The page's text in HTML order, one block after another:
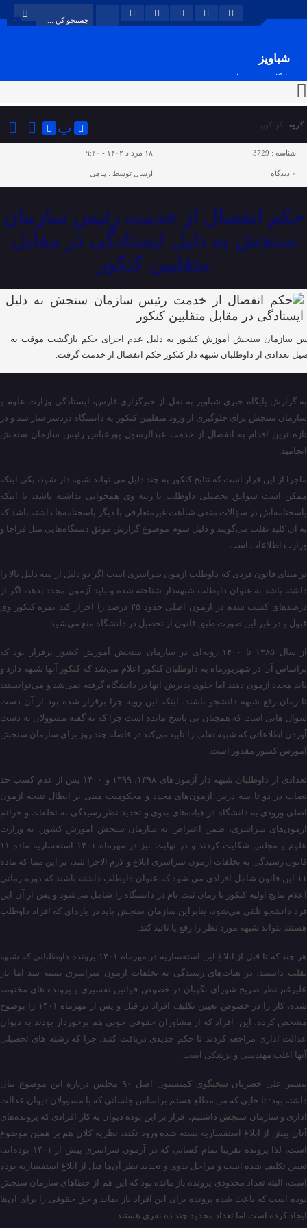
شباویز
پایگاه خبری شباویز
گروه : گوناگون پ
شناسه : 3729 ۱۸ مرداد ۱۴۰۲ - ۹:۲۰
۰ دیدگاه ارسال توسط : پناهی
حکم انفصال از خدمت رئیس سازمان
سنجش به دلیل ایستادگی در مقابل
متقلبین کنکور
سازمان سنجش آموزش کشور به دلیل عدم اجرای حکم بازگشت موقت به
تعدادی از داوطلبان شبهه دار کنکور حکم انفصال از خدمت گرفت.
به گزارش پایگاه خبری شباویز به نقل از خبرگزاری فارس، ایستادگی وزارت علوم و
سازمان سنجش برای جلوگیری از ورود متقلبین کنکور به دانشگاه دردسر ساز شد و در
تازه ترین اقدام به انفصال از خدمت عبدالرسول پورعباس رئیس سازمان سنجش
انجامید.
ماجرا از این قرار است که نتایج کنکور به چند دلیل می تواند شبهه دار شود، یکی اینکه
ممکن است سوابق تحصیلی داوطلب با رتبه وی همخوانی نداشته باشد، یا اینکه
پاسخنامه‌اش در سؤالات منفی شباهت غیرمتعارفی با دیگر پاسخنامه‌ها داشته باشد که
به آن کلید تقلب می‌گویند و دلیل سوم موضوع گزارش موثق دستگاه‌هایی مثل فراجا و
وزارت اطلاعات است.
بر مبنای قانون فردی که داوطلب آزمون سراسری است اگر دو دلیل از سه دلیل بالا را
داشته باشد به عنوان داوطلب شبهه‌دار شناخته شده و باید آزمون مجدد بدهد، اگر از
درصدهای کسب شده در آزمون اصلی حدود ۲۵ درصد را احراز کند نمره کنکور وی
قبول و در غیر این صورت طبق قانون از تحصیل در دانشگاه منع می‌شود.
از سال ۱۳۸۵ تا ۱۴۰۰ رویه‌ای در سازمان سنجش آموزش کشور برقرار بود که
براساس آن در شهریورماه به داوطلبان کنکور اعلام می‌شد که کنکور آنها شبهه دارد و
باید مجدد آزمون دهند اما جلوی پذیرش آنها در دانشگاه گرفته نمی‌شد و می‌توانستند
تا زمان رفع شبهه دانشجو باشند، اینکه این رویه چرا برقرار شده بود از آن دست
سوال هایی است که همچنان بی پاسخ مانده است چرا که به گفته مسوولان به دست
آوردن اطلاعاتی که شبهه تقلب را تایید می‌کند در فاصله چند روز برای سازمان سنجش
آموزش کشور مقدور است.
تعدادی از داوطلبان شبهه دار آزمون‌های ۱۳۹۸، ۱۳۹۹ و ۱۴۰۰ پس از عدم کسب حد
نصاب در دو تا سه درس آزمون‌های مجدد و محکومیت مبنی بر ابطال نتیجه آزمون‌
اصلی ورودی به دانشگاه در هیات­‌های بدوی و تجدید نظر رسیدگی به تخلفات و جرائم
آزمون‌های سراسری، ضمن اعتراض به سازمان سنجش آموزش کشور، به وزارت
علوم و مجلس شکایت کردند و در نهایت نیز در مهرماه ۱۴۰۱ استفساریه ماده ۱۱
قانون رسیدگی به تخلفات آزمون سراسری ابلاغ و لازم الاجرا شد، بر این مبنا که ماده
۱۱ این قانون شامل افرادی می شود که عنوان داوطلب داشته باشند که دوره زمانی
اعلام نتایج اولیه کنکور تا زمان ثبت نام در دانشگاه را شامل می‌شود و پس از آن این
فرد دانشجو تلقی می‌شود، بنابراین سازمان سنجش باید در بازه‌ای که افراد داوطلب
هستند بتواند شبهه مورد نظر را رفع یا تائید کند.
هر چند که تا قبل از ابلاغ این استفساریه در مهرماه ۱۴۰۱ پرونده داوطلبانی که شبهه
تقلب داشتند، در هیات‌های رسیدگی به تخلفات آزمون سراسری بسته شد اما باز
علیرغم نظر صریح شورای نگهبان در خصوص قوانین تفسیری و پرونده های مختومه
شده، کار را در خصوص تعیین تکلیف افراد در قبل و پس از مهرماه ۱۴۰۱ را بوضوح
مشخص کرده، این افراد که از مشاوران حقوقی خوبی هم برخوردار بودند به دیوان
عدالت اداری مراجعه کردند تا حکم جدیدی دریافت کنند، چرا که رشته های تحصیلی
آنها اغلب مهندسی و پزشکی است.
پیشتر علی خضریان سخنگوی کمیسیون اصل ۹۰ مجلس درباره این موضوع بیان
داشته بود: تا جایی که من مطلع هستم براساس جلساتی که با مسوولان دیوان عدالت
اداری و سازمان سنجش داشتیم، قرار بر این بوده دیوان به کار افرادی که پرونده‌های
آنان پیش از ابلاغ استفساریه بسته شده ورود نکند، نظریه کلان هم بر همین موضوع
است، لذا پرونده تقریبا تمام کسانی که در آزمون سراسری پیش از ۱۴۰۱ بوده‌اند،
تعیین تکلیف شده است و مراحل بدوی و تجدید نظر آن‌ها قبل از ابلاغ استفساریه بوده
است، البته تعداد محدودی پرونده باز مانده بود که این هم از خطاهای سازمان سنجش
بوده است که باعث شده پرونده برای این افراد باز بماند و حق حقوقی را برای آن‌ها
ایجاد کرده است اما تعداد محدود چند ده نفری هستند.